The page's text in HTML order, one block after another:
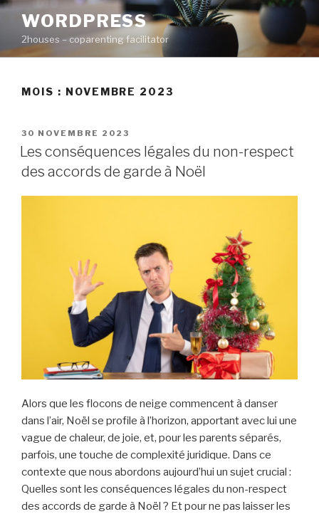
Aller
contenu
principal
WORDPRESS
2houses – coparenting facilitator
MOIS : NOVEMBRE 2023
PUBLIÉ
LE
30 NOVEMBRE 2023
Les conséquences légales du non-respect
des accords de garde à Noël
Alors que les flocons de neige commencent à danser
dans l’air, Noël se profile à l’horizon, apportant avec lui une
vague de chaleur, de joie, et, pour les parents séparés,
parfois, une touche de complexité juridique. Dans ce
contexte que nous abordons aujourd’hui un sujet crucial :
Quelles sont les conséquences légales du non-respect
des accords de garde à Noël ? Et pour ne pas laisser les